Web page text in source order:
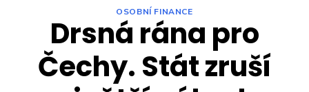
OSOBNÍ FINANCE
Drsná rána pro
Čechy. Stát zruší